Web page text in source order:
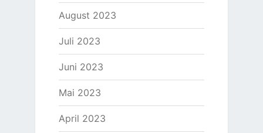
August 2023
Juli 2023
Juni 2023
Mai 2023
April 2023